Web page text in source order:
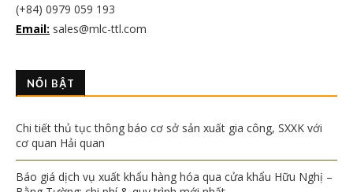
(+84) 0979 059 193
Email: sales@mlc-ttl.com
NỔI BẬT
Chi tiết thủ tục thông báo cơ sở sản xuất gia công, SXXK với
cơ quan Hải quan
Báo giá dịch vụ xuất khẩu hàng hóa qua cửa khẩu Hữu Nghị –